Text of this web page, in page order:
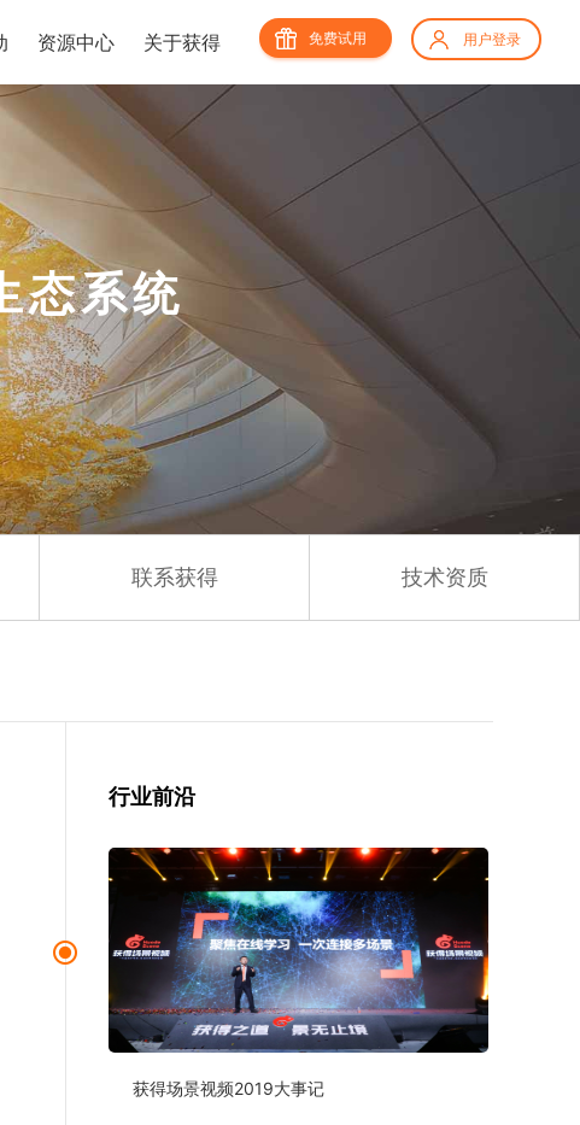
资源中心 关于获得 用户登录
免费试用
态系统
联系获得 技术资质
行业前沿
获得场景视频2019大事记